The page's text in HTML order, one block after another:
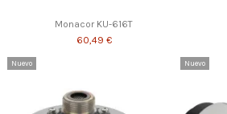
Monacor KU-616T
60,49 €
Nuevo Nuevo